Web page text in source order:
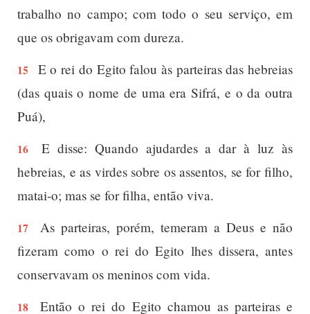
trabalho no campo; com todo o seu serviço, em
que os obrigavam com dureza.
15
E o rei do Egito falou às parteiras das hebreias
(das quais o nome de uma era Sifrá, e o da outra
Puá),
16
E disse: Quando ajudardes a dar à luz às
hebreias, e as virdes sobre os assentos, se for filho,
matai-o; mas se for filha, então viva.
17
As parteiras, porém, temeram a Deus e não
fizeram como o rei do Egito lhes dissera, antes
conservavam os meninos com vida.
18 Então o rei do Egito chamou as parteiras e